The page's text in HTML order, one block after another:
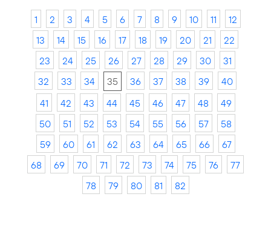
1 2 3 4 5 6 7 8 9 10 11
12
13
14 15 16 17 18 19 20 21
22
23
24 25 26 27 28 29 30
31
32
33 34 35 36 37 38 39
40
41
42 43 44 45 46 47 48
49
50
51 52 53 54 55 56 57
58
59
60 61 62 63 64 65 66
67
68
69 70 71 72 73 74 75 76
77
78
79 80 81 82